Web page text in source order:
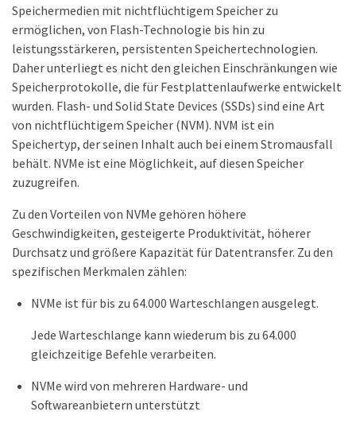
Speichermedien mit nichtflüchtigem Speicher zu
ermöglichen, von Flash-Technologie bis hin zu
leistungsstärkeren, persistenten Speichertechnologien.
Daher unterliegt es nicht den gleichen Einschränkungen wie
Speicherprotokolle, die für Festplattenlaufwerke entwickelt
wurden. Flash- und Solid State Devices (SSDs) sind eine Art
von nichtflüchtigem Speicher (NVM). NVM ist ein
Speichertyp, der seinen Inhalt auch bei einem Stromausfall
behält. NVMe ist eine Möglichkeit, auf diesen Speicher
zuzugreifen.
Zu den Vorteilen von NVMe gehören höhere
Geschwindigkeiten, gesteigerte Produktivität, höherer
Durchsatz und größere Kapazität für Datentransfer. Zu den
spezifischen Merkmalen zählen:
NVMe ist für bis zu 64.000 Warteschlangen ausgelegt.
Jede Warteschlange kann wiederum bis zu 64.000
gleichzeitige Befehle verarbeiten.
NVMe wird von mehreren Hardware- und
Softwareanbietern unterstützt